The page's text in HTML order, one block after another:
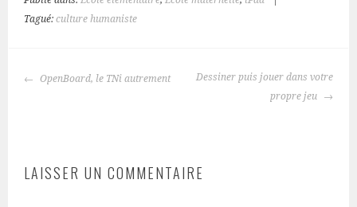
Tagué:culture humaniste
NAVIGATION
OpenBoard, le TNi autrement
Dessiner puis jouer dans votre
propre jeu
LAISSER UN COMMENTAIRE